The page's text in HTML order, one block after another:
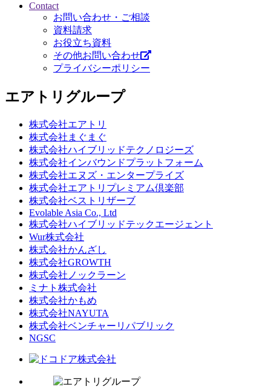
Contact
お問い合わせ・ご相談
資料請求
お役立ち資料
その他お問い合わせ
プライバシーポリシー
エアトリグループ
株式会社エアトリ
株式会社まぐまぐ
株式会社ハイブリッドテクノロジーズ
株式会社インバウンドプラットフォーム
株式会社エヌズ・エンタープライズ
株式会社エアトリプレミアム倶楽部
株式会社ベストリザーブ
Evolable Asia Co., Ltd
株式会社ハイブリッドテックエージェント
Wur株式会社
株式会社かんざし
株式会社GROWTH
株式会社ノックラーン
ミナト株式会社
株式会社かもめ
株式会社NAYUTA
株式会社ベンチャーリパブリック
NGSC